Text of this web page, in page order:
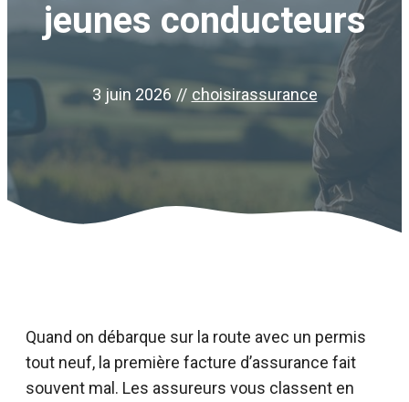
jeunes conducteurs
3 juin 2026 // choisirassurance
Quand on débarque sur la route avec un permis
tout neuf, la première facture d’assurance fait
souvent mal. Les assureurs vous classent en